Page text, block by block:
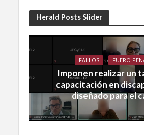
Herald Posts Slider
FALLOS FUERO
Imponen realizar un
capacitación en
diseñado para el